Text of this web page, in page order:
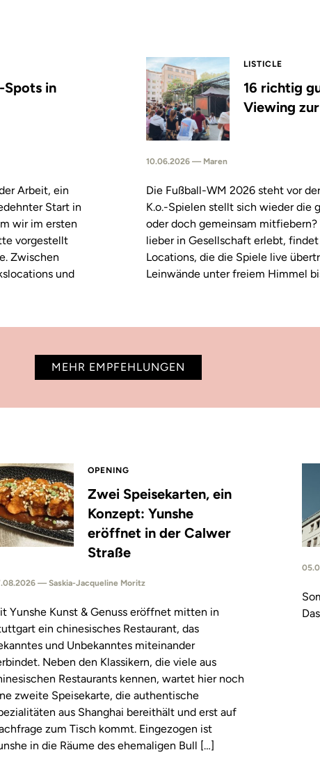
in
Arbeit, ein
Start in
wir im ersten
vorgestellt
Zwischen
und
LISTICLE
16 richtig
Viewing
10.06.2026 — Maren
Die Fußball-WM 2026 steht vor
K.o.-Spielen stellt sich wieder die
oder doch gemeinsam
lieber in Gesellschaft erlebt,
Locations, die die Spiele live
Leinwände unter freiem Himmel
MEHR EMPFEHLUNGEN
OPENING
Zwei Speisekarten, ein
Konzept: Yunshe
eröffnet in der Calwer
Straße
— Saskia-Jacqueline Moritz
Yunshe Kunst & Genuss eröffnet mitten in
ein chinesisches Restaurant, das
und Unbekanntes miteinander
Neben den Klassikern, die viele aus
Restaurants kennen, wartet hier noch
zweite Speisekarte, die authentische
aus Shanghai bereithält und erst auf
zum Tisch kommt. Eingezogen ist
in die Räume des ehemaligen Bull […]